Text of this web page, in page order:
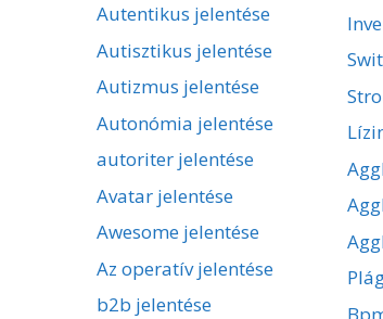
Autentikus jelentése
Autisztikus jelentése
Autizmus jelentése
Autonómia jelentése
autoriter jelentése
Avatar jelentése
Awesome jelentése
Az operatív jelentése
b2b jelentése